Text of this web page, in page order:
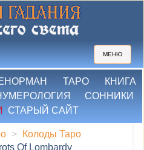
МЕНЮ
ТАРО
КНИГА
СОННИКИ
СТАРЫЙ САЙТ
Колоды Таро
Of Lombardy